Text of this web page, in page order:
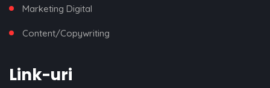
Marketing Digital
Content/Copywriting
Link-uri